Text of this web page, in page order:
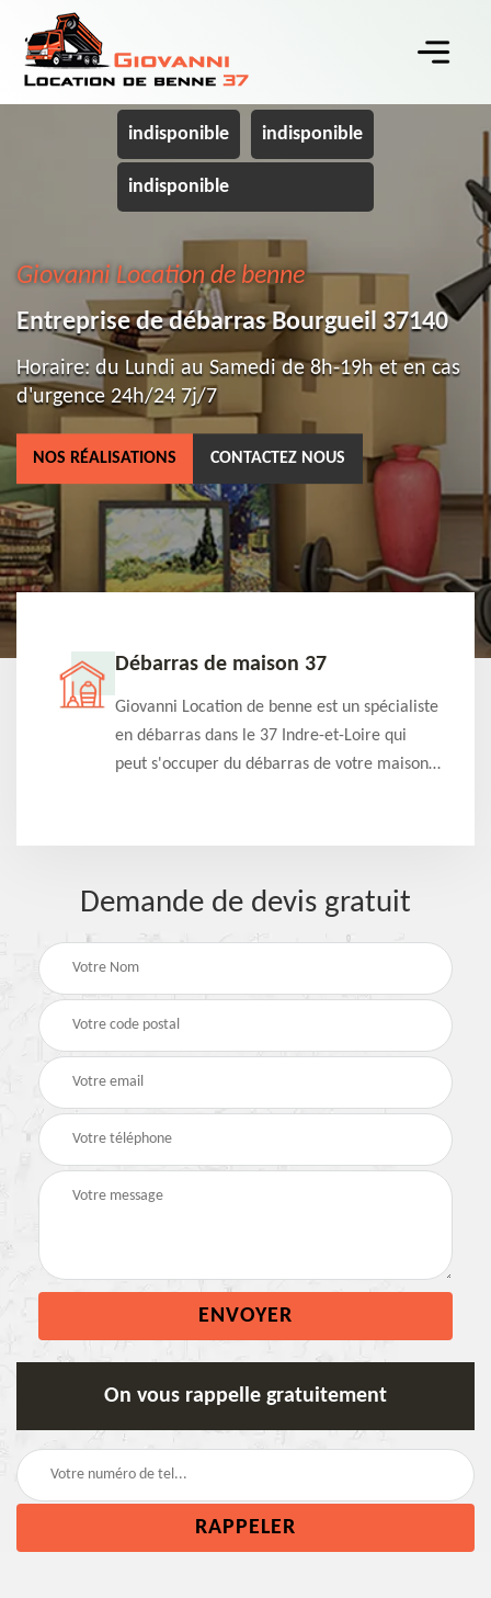
indisponible indisponible
indisponible
Giovanni Location de benne
Entreprise de débarras Bourgueil 37140
Horaire: du Lundi au Samedi de 8h-19h et en cas
d'urgence 24h/24 7j/7
NOS RÉALISATIONS CONTACTEZ NOUS
Débarras de maison 37
Giovanni Location de benne est un spécialiste
en débarras dans le 37 Indre-et-Loire qui
peut s'occuper du débarras de votre maison
Demande de devis gratuit
On vous rappelle gratuitement